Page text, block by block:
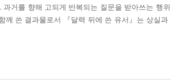
거를 향해 고되게 반복되는 질문을 받아쓰는 행
께 쓴 결과물로서 『달력 뒤에 쓴 유서』는 상실과